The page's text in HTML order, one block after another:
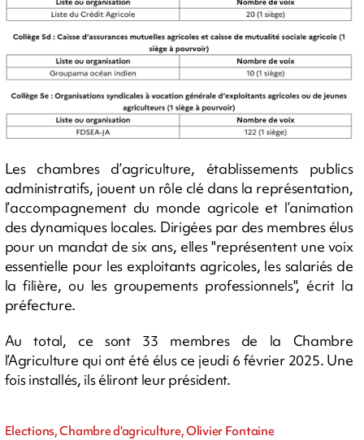
Les chambres d’agriculture, établissements publics
administratifs, jouent un rôle clé dans la représentation,
l’accompagnement du monde agricole et l’animation
des dynamiques locales. Dirigées par des membres élus
pour un mandat de six ans, elles "représentent une voix
essentielle pour les exploitants agricoles, les salariés de
la filière, ou les groupements professionnels", écrit la
préfecture.
Au total, ce sont 33 membres de la Chambre
l’Agriculture qui ont été élus ce jeudi 6 février 2025. Une
fois installés, ils éliront leur président.
Elections, Chambre d'agriculture, Olivier Fontaine